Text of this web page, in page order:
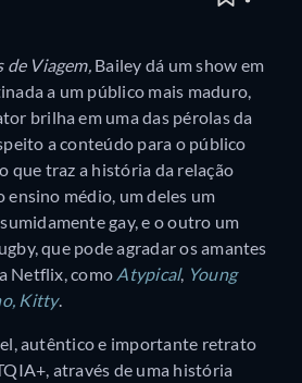
Viagem, Bailey dá um show em
a um público mais maduro,
brilha em uma das pérolas da
a conteúdo para o público
que traz a história da relação
médio, um deles um
gay, e o outro um
que pode agradar os amantes
Netflix, como Atypical, Young
Kitty.
autêntico e importante retrato
através de uma história